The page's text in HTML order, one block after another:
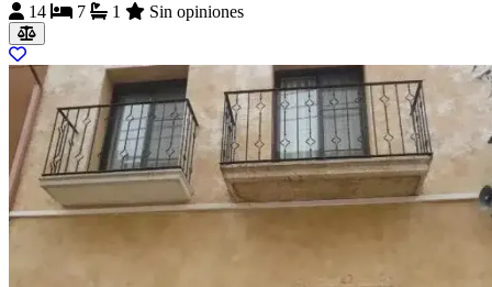
14
7 1 Sin opiniones